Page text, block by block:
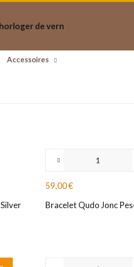
Accessoires
59,00€
Bracelet Qudo Jonc